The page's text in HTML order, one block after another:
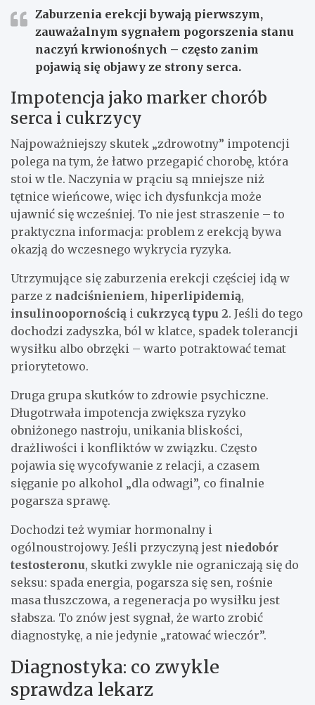
Zaburzenia erekcji bywają pierwszym,
zauważalnym sygnałem pogorszenia stanu
naczyń krwionośnych – często zanim
pojawią się objawy ze strony serca.
Impotencja jako marker chorób
serca i cukrzycy
Najpoważniejszy skutek „zdrowotny” impotencji
polega na tym, że łatwo przegapić chorobę, która
stoi w tle. Naczynia w prąciu są mniejsze niż
tętnice wieńcowe, więc ich dysfunkcja może
ujawnić się wcześniej. To nie jest straszenie – to
praktyczna informacja: problem z erekcją bywa
okazją do wczesnego wykrycia ryzyka.
Utrzymujące się zaburzenia erekcji częściej idą w
parze z nadciśnieniem, hiperlipidemią,
insulinoopornością i cukrzycą typu 2. Jeśli do tego
dochodzi zadyszka, ból w klatce, spadek tolerancji
wysiłku albo obrzęki – warto potraktować temat
priorytetowo.
Druga grupa skutków to zdrowie psychiczne.
Długotrwała impotencja zwiększa ryzyko
obniżonego nastroju, unikania bliskości,
drażliwości i konfliktów w związku. Często
pojawia się wycofywanie z relacji, a czasem
sięganie po alkohol „dla odwagi”, co finalnie
pogarsza sprawę.
Dochodzi też wymiar hormonalny i
ogólnoustrojowy. Jeśli przyczyną jest niedobór
testosteronu, skutki zwykle nie ograniczają się do
seksu: spada energia, pogarsza się sen, rośnie
masa tłuszczowa, a regeneracja po wysiłku jest
słabsza. To znów jest sygnał, że warto zrobić
diagnostykę, a nie jedynie „ratować wieczór”.
Diagnostyka: co zwykle
sprawdza lekarz